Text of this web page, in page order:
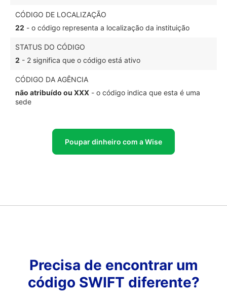
CÓDIGO DE LOCALIZAÇÃO
22 - o código representa a localização da instituição
STATUS DO CÓDIGO
2 - 2 significa que o código está ativo
CÓDIGO DA AGÊNCIA
não atribuído ou XXX - o código indica que esta é uma
sede
Poupar dinheiro com a Wise
Precisa de encontrar um
código SWIFT diferente?